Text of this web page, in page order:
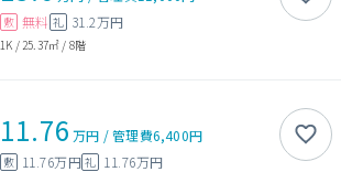
敷 無料 礼 31.2万円
1K / 25.37㎡ / 8階
11.76 万円 /管理費6,400円
敷 11.76万円礼 11.76万円